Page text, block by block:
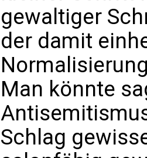
gewaltiger
der damit
Man könnte
Schlag